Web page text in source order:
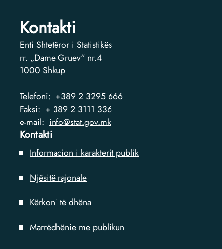
Kontakti
Enti Shtetëror i Statistikës
rr. „Dame Gruev“ nr.4
1000 Shkup
Telefoni: +389 2 3295 666
Faksi: + 389 2 3111 336
e-mail: info@stat.gov.mk
Kontakti
Informacion i karakterit publik
Njësitë rajonale
Kërkoni të dhëna
Мarrëdhënie me publikun